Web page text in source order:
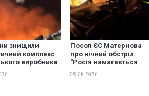
знищили
комплекс
виробника
Посол ЄС Матернова
про нічний обстріл:
"Росія намагається
05.08.2026